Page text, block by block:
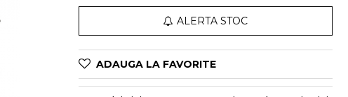
ALERTA STOC
ADAUGA LA FAVORITE